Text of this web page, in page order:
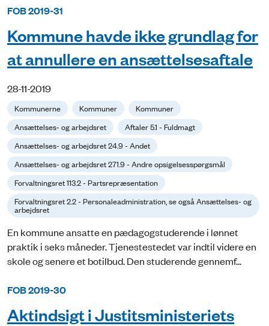
FOB 2019-31
Kommune havde ikke grundlag for
at annullere en ansættelsesaftale
28-11-2019
Kommunerne Kommuner
Kommuner
Ansættelses- og arbejdsret
Aftaler 5.1 - Fuldmagt
Ansættelses- og arbejdsret 24.9 - Andet
Ansættelses- og arbejdsret 271.9 - Andre opsigelsesspørgsmål
Forvaltningsret 113.2 - Partsrepræsentation
Forvaltningsret 2.2 - Personaleadministration, se også Ansættelses- og
arbejdsret
En kommune ansatte en pædagogstuderende i lønnet
praktik i seks måneder. Tjenestestedet var indtil videre en
skole og senere et botilbud. Den studerende gennemf...
FOB 2019-30
Aktindsigt i Justitsministeriets